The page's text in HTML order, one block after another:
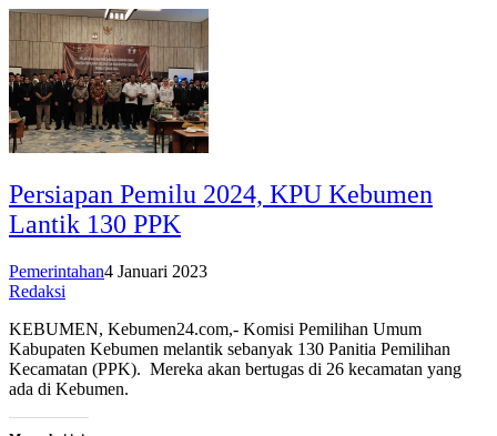
Persiapan Pemilu 2024, KPU Kebumen
Lantik 130 PPK
Pemerintahan4 Januari 2023
Redaksi
KEBUMEN, Kebumen24.com,- Komisi Pemilihan Umum
Kabupaten Kebumen melantik sebanyak 130 Panitia Pemilihan
Kecamatan (PPK). Mereka akan bertugas di 26 kecamatan yang
ada di Kebumen.